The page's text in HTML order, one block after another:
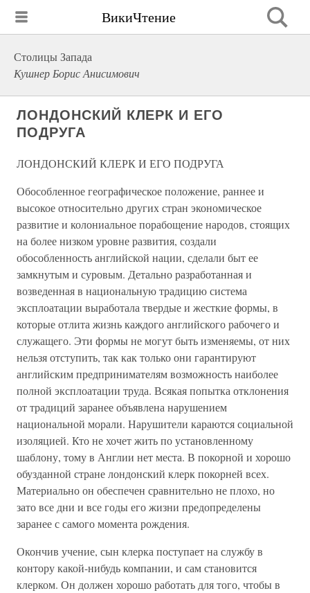
ВикиЧтение
Столицы Запада
Кушнер Борис Анисимович
ЛОНДОНСКИЙ КЛЕРК И ЕГО
ПОДРУГА
ЛОНДОНСКИЙ КЛЕРК И ЕГО ПОДРУГА
Обособленное географическое положение, раннее и
высокое относительно других стран экономическое
развитие и колониальное порабощение народов, стоящих
на более низком уровне развития, создали
обособленность английской нации, сделали быт ее
замкнутым и суровым. Детально разработанная и
возведенная в национальную традицию система
эксплоатации выработала твердые и жесткие формы, в
которые отлита жизнь каждого английского рабочего и
служащего. Эти формы не могут быть изменяемы, от них
нельзя отступить, так как только они гарантируют
английским предпринимателям возможность наиболее
полной эксплоатации труда. Всякая попытка отклонения
от традиций заранее объявлена нарушением
национальной морали. Нарушители караются социальной
изоляцией. Кто не хочет жить по установленному
шаблону, тому в Англии нет места. В покорной и хорошо
обузданной стране лондонский клерк покорней всех.
Материально он обеспечен сравнительно не плохо, но
зато все дни и все годы его жизни предопределены
заранее с самого момента рождения.
Окончив учение, сын клерка поступает на службу в
контору какой-нибудь компании, и сам становится
клерком. Он должен хорошо работать для того, чтобы в